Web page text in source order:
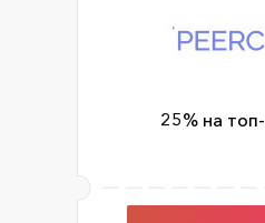
25% на